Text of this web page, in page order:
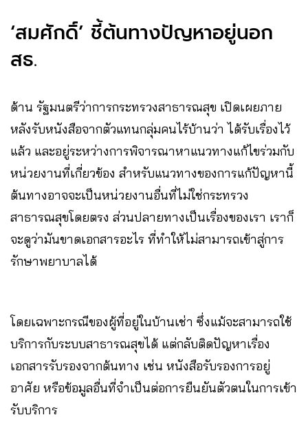
‘สมศักดิ์’ ชี้ต้นทางปัญหาอยู่นอก
สธ.
ด้าน รัฐมนตรีว่าการกระทรวงสาธารณสุข เปิดเผยภาย
หลังรับหนังสือจากตัวแทนกลุ่มคนไร้บ้านว่า ได้รับเรื่องไว้
แล้ว และอยู่ระหว่างการพิจารณาหาแนวทางแก้ไขร่วมกับ
หน่วยงานที่เกี่ยวข้อง สำหรับแนวทางของการแก้ปัญหานี้
ต้นทางอาจจะเป็นหน่วยงานอื่นที่ไม่ใช่กระทรวง
สาธารณสุขโดยตรง ส่วนปลายทางเป็นเรื่องของเรา เราก็
จะดูว่ามันขาดเอกสารอะไร ที่ทำให้ไม่สามารถเข้าสู่การ
รักษาพยาบาลได้
โดยเฉพาะกรณีของผู้ที่อยู่ในบ้านเช่า ซึ่งแม้จะสามารถใช้
บริการกับระบบสาธารณสุขได้ แต่กลับติดปัญหาเรื่อง
เอกสารรับรองจากต้นทาง เช่น หนังสือรับรองการอยู่
อาศัย หรือข้อมูลอื่นที่จำเป็นต่อการยืนยันตัวตนในการเข้า
รับบริการ